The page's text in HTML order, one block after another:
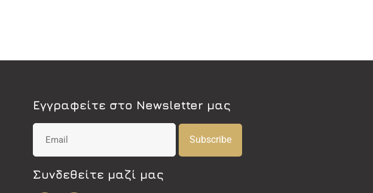
Εγγραφείτε στο Newsletter μας
Subscribe
Συνδεθείτε μαζί μας